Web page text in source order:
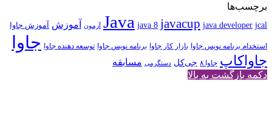
برچسب‌ها
Java java 8 javacup java developer jcal آزمون آموزش آموزش جاوا
استخدام برنامه نویس جاوا بازار کار جاوا برنامه نویس جاوا توسعه دهنده جاوا جاوا
جاواکاپ جاوا ۸ جی‌کل دستگرمی مسابقه
دکمه بازگشت به بالا